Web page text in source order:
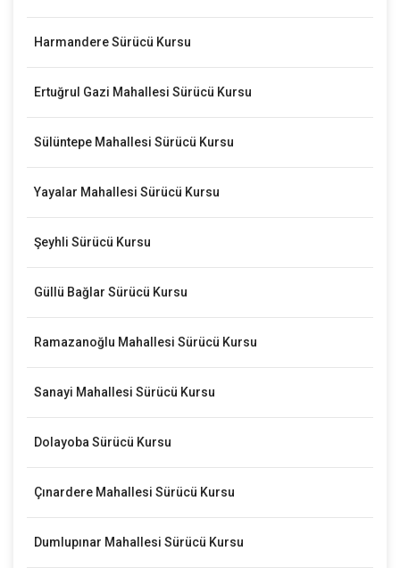
Harmandere Sürücü Kursu
Ertuğrul Gazi Mahallesi Sürücü Kursu
Sülüntepe Mahallesi Sürücü Kursu
Yayalar Mahallesi Sürücü Kursu
Şeyhli Sürücü Kursu
Güllü Bağlar Sürücü Kursu
Ramazanoğlu Mahallesi Sürücü Kursu
Sanayi Mahallesi Sürücü Kursu
Dolayoba Sürücü Kursu
Çınardere Mahallesi Sürücü Kursu
Dumlupınar Mahallesi Sürücü Kursu